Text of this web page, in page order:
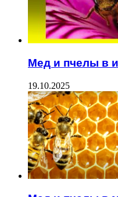
Мед и пчелы в
19.10.2025